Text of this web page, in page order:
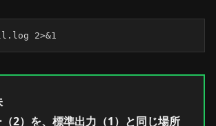
2>&1
2）を、標準出力（1）と同じ場所